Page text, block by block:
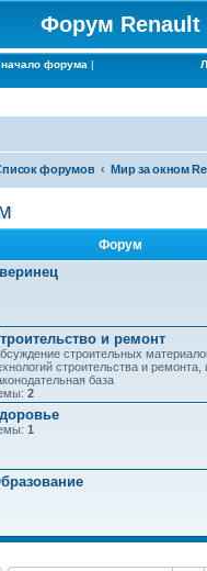
Форум Renault
форума |
форумов
Форум
и ремонт
строительных
строительства и ремонта,
база
2
1